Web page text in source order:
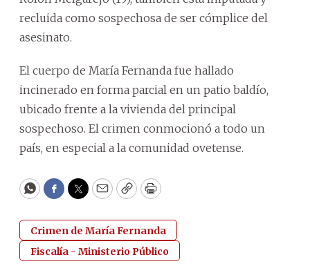
recluida como sospechosa de ser cómplice del
asesinato.
El cuerpo de María Fernanda fue hallado
incinerado en forma parcial en un patio baldío,
ubicado frente a la vivienda del principal
sospechoso. El crimen conmocionó a todo un
país, en especial a la comunidad ovetense.
WhatsApp
Facebook
Twitter
EmailCopyPrint
Crimen de María Fernanda
Fiscalía - Ministerio Público